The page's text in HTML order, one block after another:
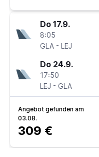
Do 17.9.
8:05
GLA - LEJ
Do 24.9.
17:50
LEJ - GLA
Angebot gefunden am
03.08.
309 €